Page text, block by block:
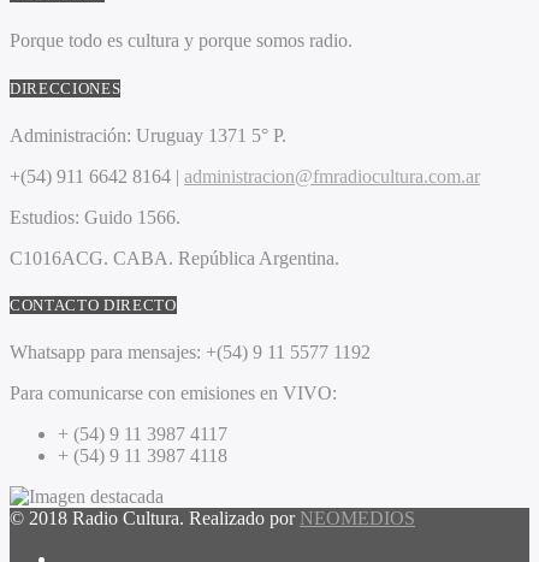
Porque todo es cultura y porque somos radio.
DIRECCIONES
Administración: Uruguay 1371 5° P.
+(54) 911 6642 8164 | administracion@fmradiocultura.com.ar
Estudios: Guido 1566.
C1016ACG. CABA. República Argentina.
CONTACTO DIRECTO
Whatsapp para mensajes: +(54) 9 11 5577 1192
Para comunicarse con emisiones en VIVO:
+ (54) 9 11 3987 4117
+ (54) 9 11 3987 4118
© 2018 Radio Cultura. Realizado por NEOMEDIOS